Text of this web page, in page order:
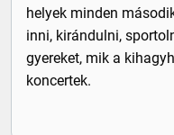
helyek minden
inni, kirándulni,
gyereket, mik a
koncertek.